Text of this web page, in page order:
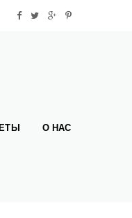
О НАС